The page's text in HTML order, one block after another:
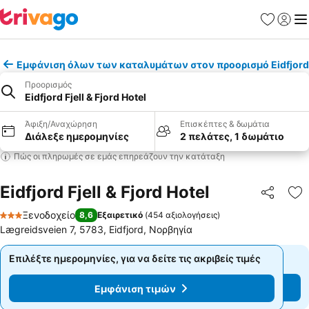
Εμφάνιση όλων των καταλυμάτων στον προορισμό Eidfjord
Προορισμός
Eidfjord Fjell & Fjord Hotel
Άφιξη/Αναχώρηση
Διάλεξε ημερομηνίες
Επισκέπτες & δωμάτια
2 πελάτες, 1 δωμάτιο
Πώς οι πληρωμές σε εμάς επηρεάζουν την κατάταξη
Eidfjord Fjell & Fjord Hotel
3 Αστέρια
Ξενοδοχείο 8,6 Εξαιρετικό (454 αξιολογήσεις)
Lægreidsveien 7, 5783, Eidfjord, Νορβηγία
Επιλέξτε ημερομηνίες, για να δείτε τις ακριβείς τιμές
Εμφάνιση τιμών
Επιλέξτε ημερομηνίες, για να δείτε τις ακριβείς τιμές
Εμφάνιση τιμών